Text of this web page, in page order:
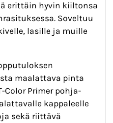
erittäin hyvin kiiltonsa
Soveltuu
lasille ja muille
maalattava pinta
Color Primer pohja-
kappaleelle
sekä riittävä